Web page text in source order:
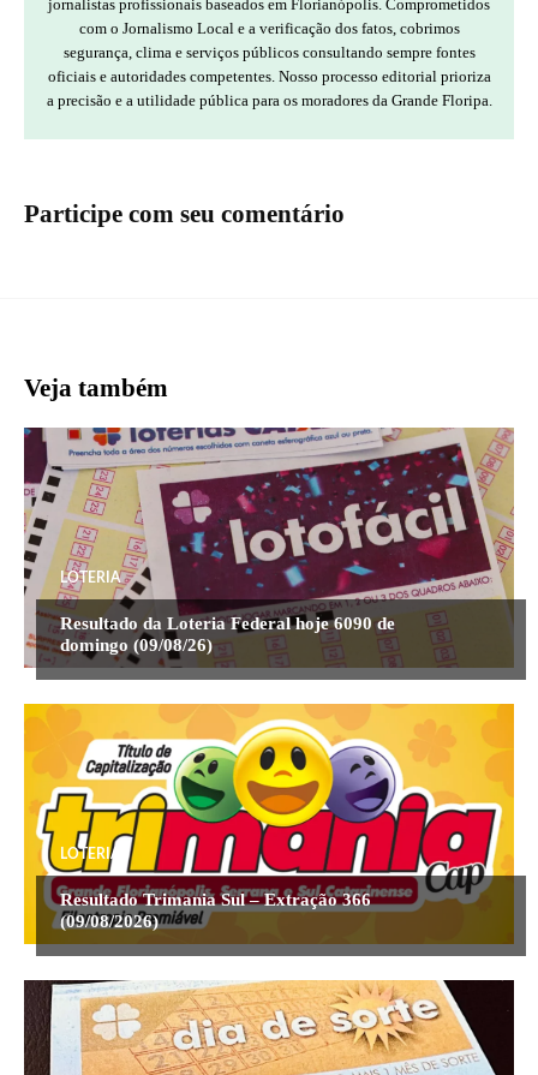
jornalistas profissionais baseados em Florianópolis. Comprometidos
com o Jornalismo Local e a verificação dos fatos, cobrimos
segurança, clima e serviços públicos consultando sempre fontes
oficiais e autoridades competentes. Nosso processo editorial prioriza
a precisão e a utilidade pública para os moradores da Grande Floripa.
Participe com seu comentário
Veja também
LOTERIA
Resultado da Loteria Federal hoje 6090 de
domingo (09/08/26)
LOTERIA
Resultado Trimania Sul – Extração 366
(09/08/2026)